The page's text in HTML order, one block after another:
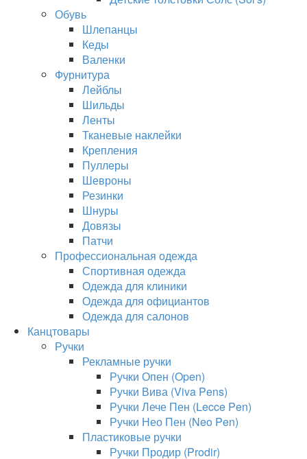
Обувь
Шлепанцы
Кеды
Валенки
Фурнитура
Лейблы
Шильды
Ленты
Тканевые наклейки
Крепления
Пуллеры
Шевроны
Резинки
Шнуры
Довязы
Патчи
Профессиональная одежда
Спортивная одежда
Одежда для клиники
Одежда для официантов
Одежда для салонов
Канцтовары
Ручки
Рекламные ручки
Ручки Опен (Open)
Ручки Вива (Viva Pens)
Ручки Лече Пен (Lecce Pen)
Ручки Нео Пен (Neo Pen)
Пластиковые ручки
Ручки Продир (Prodir)